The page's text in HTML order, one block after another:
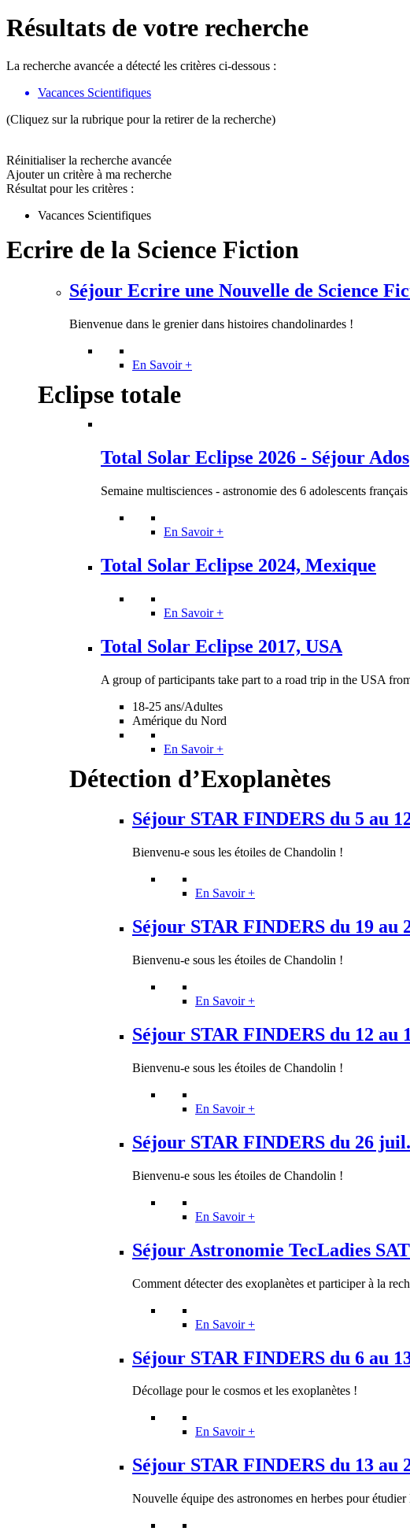
Résultats de votre recherche
La recherche avancée a détecté les critères ci-dessous :
Vacances Scientifiques
(Cliquez sur la rubrique pour la retirer de la recherche)
Réinitialiser la recherche avancée
Ajouter un critère à ma recherche
Résultat pour les critères :
Vacances Scientifiques
Ecrire de la Science Fiction
Séjour Ecrire une Nouvelle de Science
Bienvenue dans le grenier dans histoires chandolinardes !
En Savoir +
Eclipse totale
Total Solar Eclipse 2026 - Séjour Ados
Semaine multisciences - astronomie des 6 adolescents
En Savoir +
Total Solar Eclipse 2024, Mexique
En Savoir +
Total Solar Eclipse 2017, USA
A group of participants take part to a road trip in the USA
18-25 ans/Adultes
Amérique du Nord
En Savoir +
Détection d’Exoplanètes
Séjour STAR FINDERS du 5 au
Bienvenu-e sous les étoiles de Chandolin !
En Savoir +
Séjour STAR FINDERS du 19 au
Bienvenu-e sous les étoiles de Chandolin !
En Savoir +
Séjour STAR FINDERS du 12 au
Bienvenu-e sous les étoiles de Chandolin !
En Savoir +
Séjour STAR FINDERS du 26
Bienvenu-e sous les étoiles de Chandolin !
En Savoir +
Séjour Astronomie TecLadies
Comment détecter des exoplanètes et participer à la
En Savoir +
Séjour STAR FINDERS du 6 au
Décollage pour le cosmos et les exoplanètes !
En Savoir +
Séjour STAR FINDERS du 13 au
Nouvelle équipe des astronomes en herbes pour étudier